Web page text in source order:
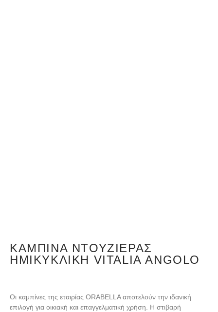
ΚΑΜΠΊΝΑ ΝΤΟΥΖΙΈΡΑΣ
ΗΜΙΚΥΚΛΙΚΉ VITALIA ANGOLO
Οι καμπίνες της εταιρίας ORABELLA αποτελούν την ιδανική
επιλογή για οικιακή και επαγγελματική χρήση. Η στιβαρή